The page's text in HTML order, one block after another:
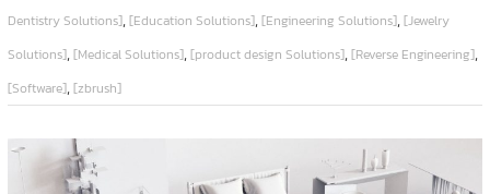
Dentistry Solutions],[Education Solutions],[Engineering Solutions],[Jewelry
Solutions],[Medical Solutions],[product design Solutions],[Reverse Engineering],
[Software],[zbrush]